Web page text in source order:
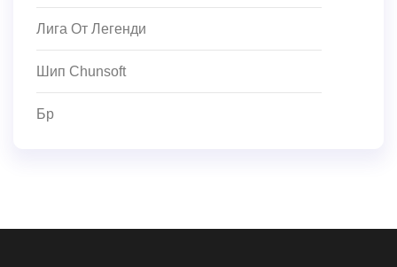
Лига От Легенди
Шип Chunsoft
Бр